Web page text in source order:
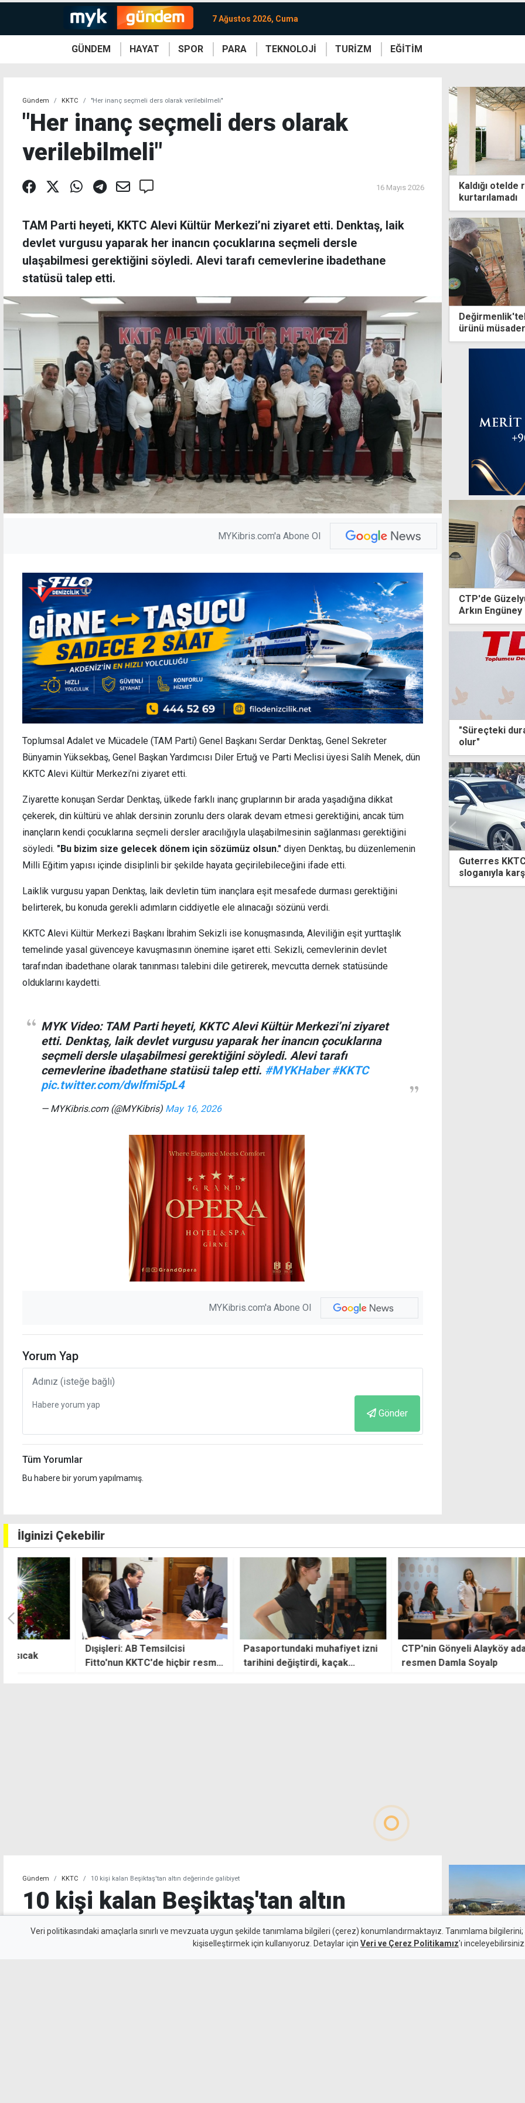
7 Ağustos 2026, Cuma
GÜNDEM HAYAT SPOR PARA TEKNOLOJİ TURİZM EĞİTİM
Gündem KKTC "Her inanç seçmeli ders olarak verilebilmeli"
"Her inanç seçmeli ders olarak
verilebilmeli"
16 Mayıs 2026
TAM Parti heyeti, KKTC Alevi Kültür Merkezi’ni ziyaret etti. Denktaş, laik
devlet vurgusu yaparak her inancın çocuklarına seçmeli dersle
ulaşabilmesi gerektiğini söyledi. Alevi tarafı cemevlerine ibadethane
statüsü talep etti.
MYKibris.com'a Abone Ol
Toplumsal Adalet ve Mücadele (TAM Parti) Genel Başkanı Serdar Denktaş, Genel Sekreter
Bünyamin Yüksekbaş, Genel Başkan Yardımcısı Diler Ertuğ ve Parti Meclisi üyesi Salih Menek, dün
KKTC Alevi Kültür Merkezi’ni ziyaret etti.
Ziyarette konuşan Serdar Denktaş, ülkede farklı inanç gruplarının bir arada yaşadığına dikkat
çekerek, din kültürü ve ahlak dersinin zorunlu ders olarak devam etmesi gerektiğini, ancak tüm
inançların kendi çocuklarına seçmeli dersler aracılığıyla ulaşabilmesinin sağlanması gerektiğini
söyledi. "Bu bizim size gelecek dönem için sözümüz olsun." diyen Denktaş, bu düzenlemenin
Milli Eğitim yapısı içinde disiplinli bir şekilde hayata geçirilebileceğini ifade etti.
Laiklik vurgusu yapan Denktaş, laik devletin tüm inançlara eşit mesafede durması gerektiğini
belirterek, bu konuda gerekli adımların ciddiyetle ele alınacağı sözünü verdi.
KKTC Alevi Kültür Merkezi Başkanı İbrahim Sekizli ise konuşmasında, Aleviliğin eşit yurttaşlık
temelinde yasal güvenceye kavuşmasının önemine işaret etti. Sekizli, cemevlerinin devlet
tarafından ibadethane olarak tanınması talebini dile getirerek, mevcutta dernek statüsünde
olduklarını kaydetti.
MYK Video: TAM Parti heyeti, KKTC Alevi Kültür Merkezi’ni ziyaret
etti. Denktaş, laik devlet vurgusu yaparak her inancın çocuklarına
seçmeli dersle ulaşabilmesi gerektiğini söyledi. Alevi tarafı
cemevlerine ibadethane statüsü talep etti. #MYKHaber #KKTC
pic.twitter.com/dwlfmi5pL4
— MYKibris.com (@MYKibris) May 16, 2026
MYKibris.com'a Abone Ol
Yorum Yap
Gönder
Tüm Yorumlar
Bu habere bir yorum yapılmamış.
Kaldığı otelde
kurtarılamadı
ürünü
CTP'de
Arkın Engüney
"Süreçteki
olur"
TDP Mağusa İlçesi'nden muhtarlarla "ortak
akıl" buluşmaları
Guterres KKTC'de... "United Cyprus"
sloganıyla karşılama
Ek mesaileri
sonuna kadar
İlginizi Çekebilir
Dışişleri: AB Temsilcisi
Fitto'nun KKTC'de hiçbir resmi
Pasaportundaki muhafiyet izni
tarihini değiştirdi, kaçak
CTP'nin Gönyeli Alayköy adayı
resmen Damla Soyalp
20
Gündem KKTC 10 kişi kalan Beşiktaş'tan altın değerinde galibiyet
10 kişi kalan Beşiktaş'tan altın
değerinde galibiyet
Veri politikasındaki amaçlarla sınırlı ve mevzuata uygun şekilde tanımlama bilgileri (çerez) konumlandırmaktayız. Tanımlama
kişiselleştirmek için kullanıyoruz. Detaylar için Veri ve Çerez Politikamız'ı inceleyebilirsiniz.